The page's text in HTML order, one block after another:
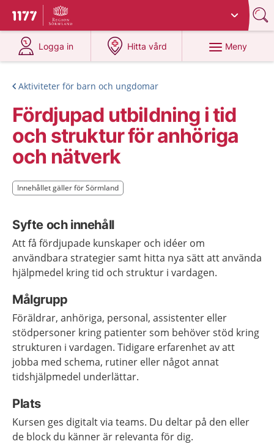
Till startsidan för 1177
Du har valt region
Logga in
på 1177.se
Hitta vård
på 1177.se
Meny
Aktiviteter för barn och ungdomar
Fördjupad utbildning i tid
och struktur för anhöriga
och nätverk
Innehållet gäller för Sörmland
Innehållet gäller för Sörmland
Syfte och innehåll
Att få fördjupade kunskaper och idéer om
användbara strategier samt hitta nya sätt att använda
hjälpmedel kring tid och struktur i vardagen.
Målgrupp
Föräldrar, anhöriga, personal, assistenter eller
stödpersoner kring patienter som behöver stöd kring
strukturen i vardagen. Tidigare erfarenhet av att
jobba med schema, rutiner eller något annat
tidshjälpmedel underlättar.
Plats
Kursen ges digitalt via teams. Du deltar på den eller
de block du känner är relevanta för dig.